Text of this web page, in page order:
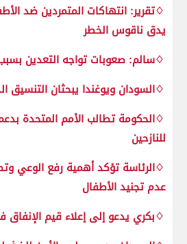
♢تقرير: انتهاكات المتمردين ضد
يدق ناقوس الخطر
♢سالم: صعوبات تواجه التعدين
♢السودان ويوغندا يبحثان التنسيق
♢الحكومة تطالب الأمم المتحدة
للنازحين
♢الرئاسة تؤكد أهمية رفع الوعي
عدم تجنيد الأطفال
♢بكري يدعو إلى إعلاء قيم